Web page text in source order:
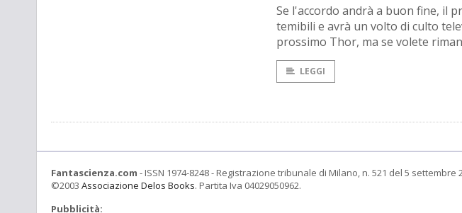
Se l'accordo andrà a buon fine, il
temibili e avrà un volto di culto
prossimo Thor, ma se volete
LEGGI
Fantascienza.com - ISSN 1974-8248 - Registrazione tribunale di Milano, n. 521 del 5 settembre
©2003 Associazione Delos Books. Partita Iva 04029050962.
Pubblicità: